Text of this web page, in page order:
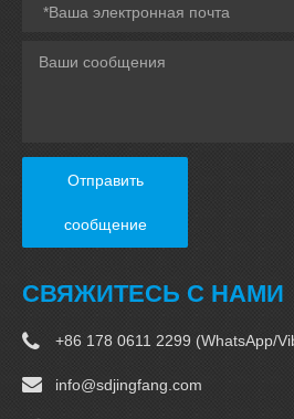
Отправить
сообщение
СВЯЖИТЕСЬ С НАМИ
+86 178 0611 2299 (WhatsApp/
info@sdjingfang.com